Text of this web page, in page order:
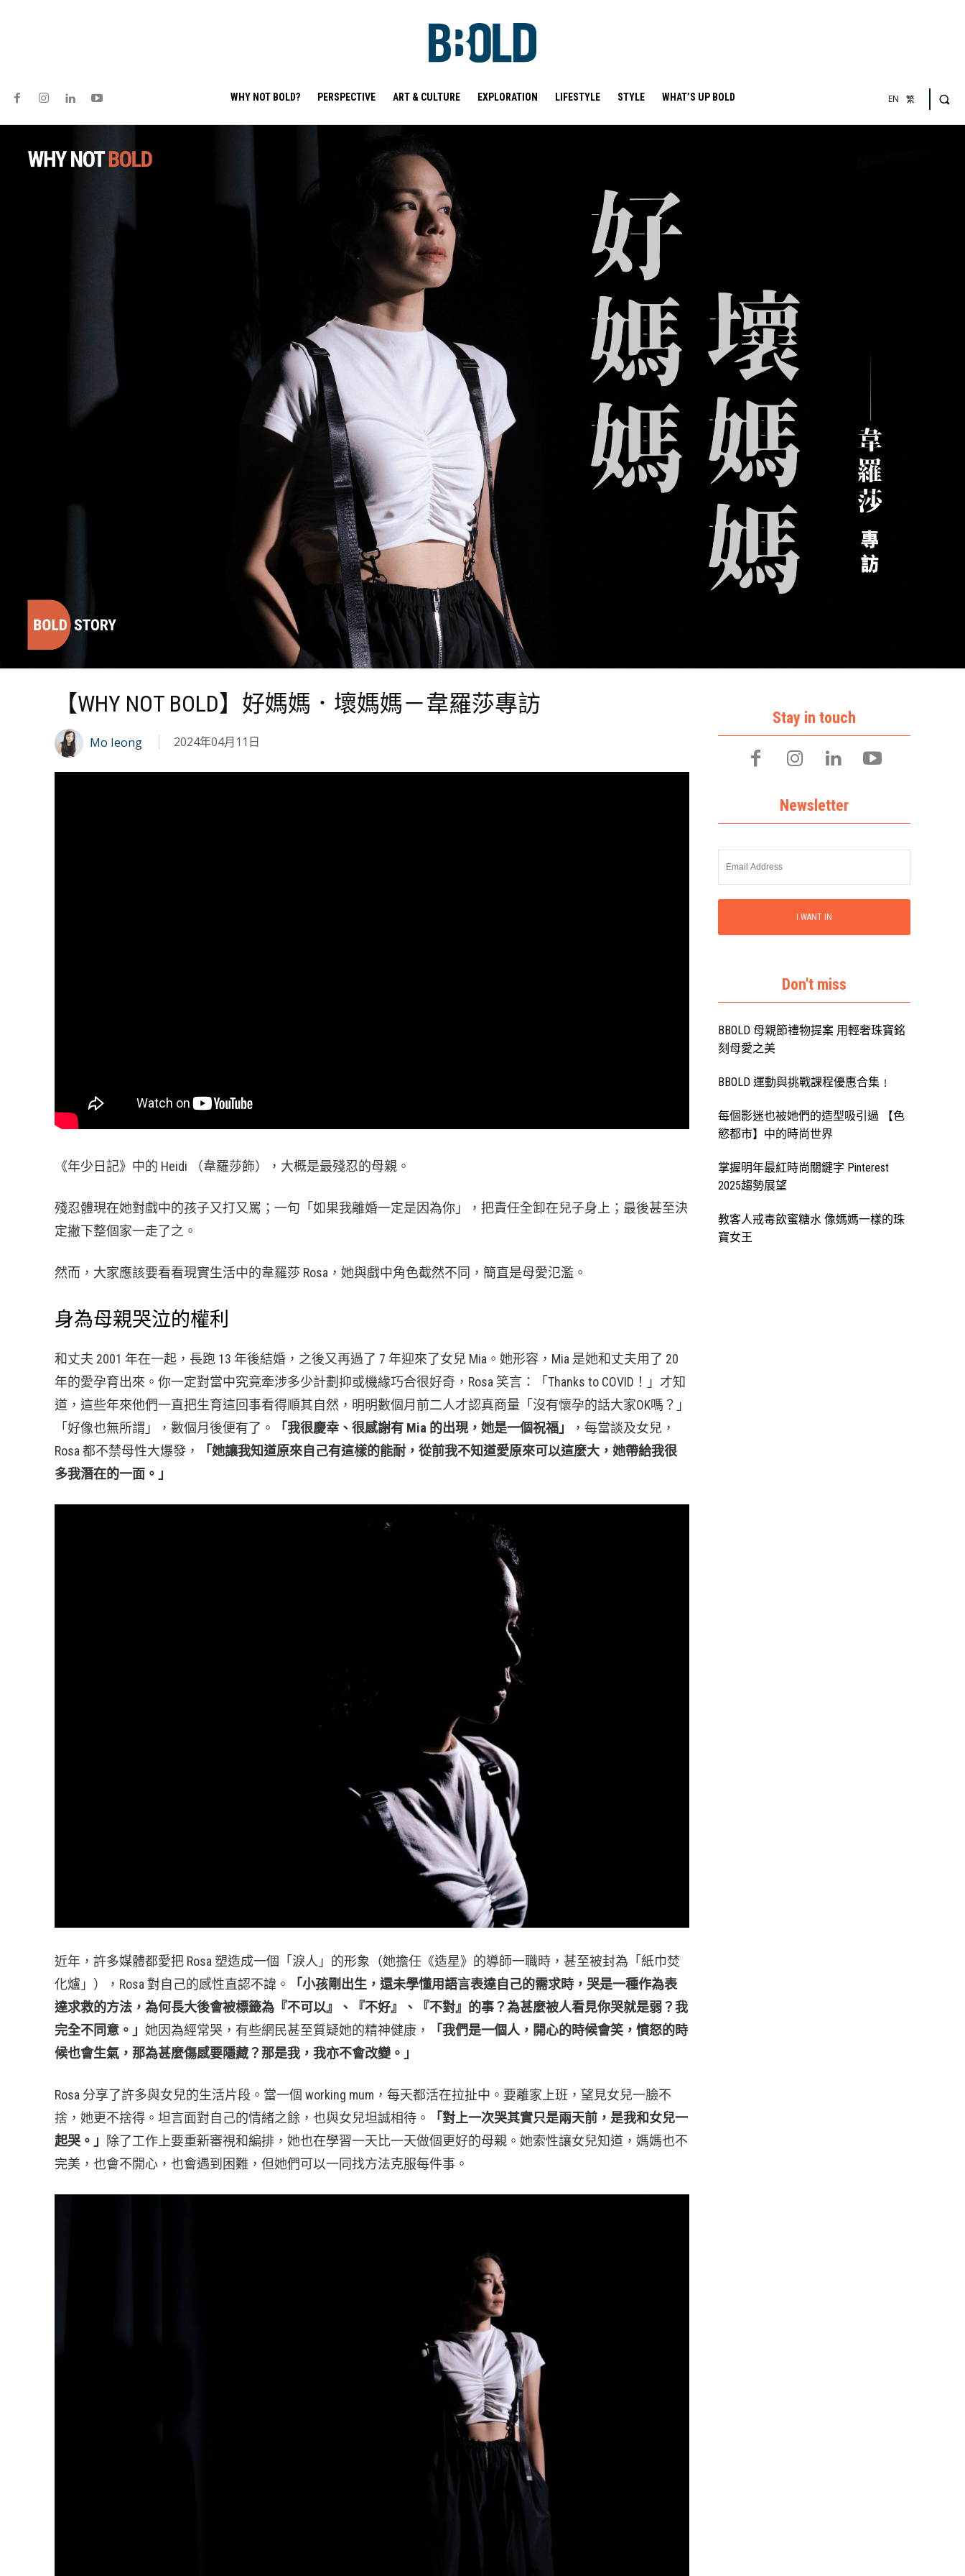
WHY NOT BOLD? PERSPECTIVE ART & CULTURE EXPLORATION LIFESTYLE STYLE WHAT’S UP BOLD EN 繁
【WHY NOT BOLD】好媽媽．壞媽媽－韋羅莎專訪
Mo Ieong 2024年04月11日
《年少日記》中的 Heidi （韋羅莎飾），大概是最殘忍的母親。
殘忍體現在她對戲中的孩子又打又罵；一句「如果我離婚一定是因為你」，把責任全卸在兒子身上；最後甚至決
定撇下整個家一走了之。
然而，大家應該要看看現實生活中的韋羅莎 Rosa，她與戲中角色截然不同，簡直是母愛氾濫。
身為母親哭泣的權利
和丈夫 2001 年在一起，長跑 13 年後結婚，之後又再過了 7 年迎來了女兒 Mia。她形容，Mia 是她和丈夫用了 20
年的愛孕育出來。你一定對當中究竟牽涉多少計劃抑或機緣巧合很好奇，Rosa 笑言：「Thanks to COVID！」才知
道，這些年來他們一直把生育這回事看得順其自然，明明數個月前二人才認真商量「沒有懷孕的話大家OK嗎？」
「好像也無所謂」，數個月後便有了。
「我很慶幸、很感謝有 Mia 的出現，她是一個祝福」
，每當談及女兒，
Rosa 都不禁母性大爆發，
「她讓我知道原來自己有這樣的能耐，從前我不知道愛原來可以這麼大，她帶給我很
多我潛在的一面。」
近年，許多媒體都愛把 Rosa 塑造成一個「淚人」的形象（她擔任《造星》的導師一職時，甚至被封為「紙巾焚
化爐」），Rosa 對自己的感性直認不諱。
「小孩剛出生，還未學懂用語言表達自己的需求時，哭是一種作為表
達求救的方法，為何長大後會被標籤為『不可以』、『不好』、『不對』的事？為甚麼被人看見你哭就是弱？我
完全不同意。」 她因為經常哭，有些網民甚至質疑她的精神健康，
「我們是一個人，開心的時候會笑，憤怒的時
候也會生氣，那為甚麼傷感要隱藏？那是我，我亦不會改變。」
Rosa 分享了許多與女兒的生活片段。當一個 working mum，每天都活在拉扯中。要離家上班，望見女兒一臉不
捨，她更不捨得。坦言面對自己的情緒之餘，也與女兒坦誠相待。
「對上一次哭其實只是兩天前，是我和女兒一
起哭。」
除了工作上要重新審視和編排，她也在學習一天比一天做個更好的母親。她索性讓女兒知道，媽媽也不
完美，也會不開心，也會遇到困難，但她們可以一同找方法克服每件事。
Stay in touch
Newsletter
I WANT IN
Don't miss
BBOLD 母親節禮物提案 用輕奢珠寶銘
刻母愛之美
BBOLD 運動與挑戰課程優惠合集﹗
每個影迷也被她們的造型吸引過 【色
慾都市】中的時尚世界
掌握明年最紅時尚關鍵字 Pinterest
2025趨勢展望
教客人戒毒飲蜜糖水 像媽媽一樣的珠
寶女王